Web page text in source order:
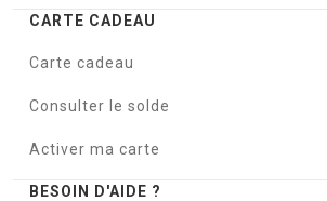
CARTE CADEAU
Carte cadeau
Consulter le solde
Activer ma carte
BESOIN D'AIDE ?